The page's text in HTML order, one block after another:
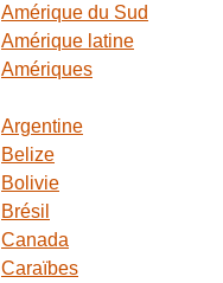
Amérique du Sud
Amérique latine
Amériques
Argentine
Belize
Bolivie
Brésil
Canada
Caraïbes